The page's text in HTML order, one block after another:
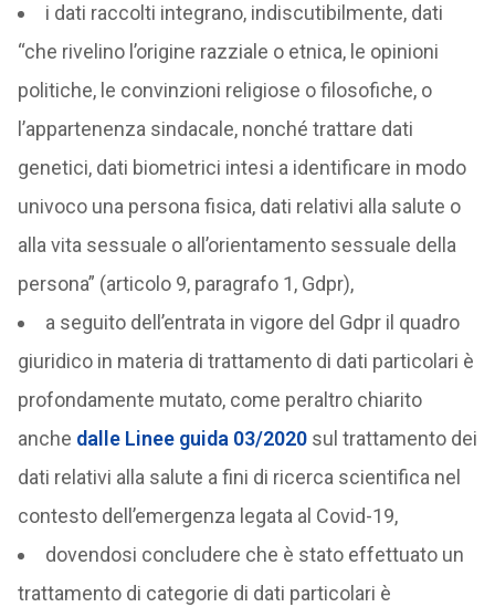
i dati raccolti integrano, indiscutibilmente, dati
“che rivelino l’origine razziale o etnica, le opinioni
politiche, le convinzioni religiose o filosofiche, o
l’appartenenza sindacale, nonché trattare dati
genetici, dati biometrici intesi a identificare in modo
univoco una persona fisica, dati relativi alla salute o
alla vita sessuale o all’orientamento sessuale della
persona” (articolo 9, paragrafo 1, Gdpr),
a seguito dell’entrata in vigore del Gdpr il quadro
giuridico in materia di trattamento di dati particolari è
profondamente mutato, come peraltro chiarito
anche dalle Linee guida 03/2020sul trattamento dei
dati relativi alla salute a fini di ricerca scientifica nel
contesto dell’emergenza legata al Covid-19,
dovendosi concludere che è stato effettuato un
trattamento di categorie di dati particolari è